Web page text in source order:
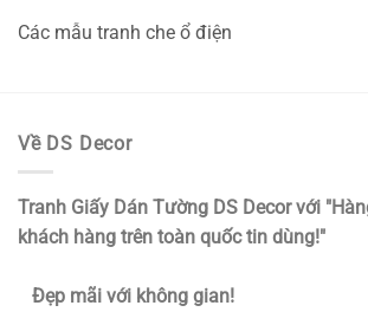
Các mẫu tranh che ổ điện
Về DS Decor
Tranh Giấy Dán Tường DS Decor với
khách hàng trên toàn quốc tin dùng!"
Đẹp mãi với không gian!